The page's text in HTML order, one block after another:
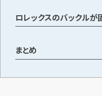
ロレックスのバックル
まとめ